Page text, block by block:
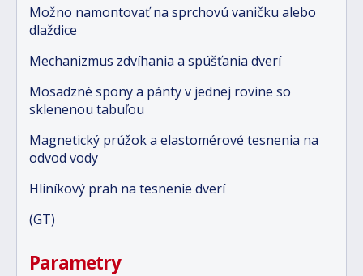
Možno namontovať na sprchovú vaničku alebo
dlaždice
Mechanizmus zdvíhania a spúšťania dverí
Mosadzné spony a pánty v jednej rovine so
sklenenou tabuľou
Magnetický prúžok a elastomérové tesnenia na
odvod vody
Hliníkový prah na tesnenie dverí
(GT)
Parametry